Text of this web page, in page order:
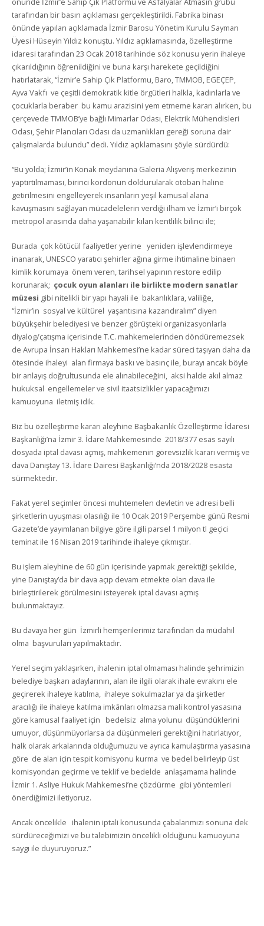
tarafından bir basın açıklaması gerçekleştirildi. Fabrika binası
önünde yapılan açıklamada İzmir Barosu Yönetim Kurulu Sayman
Üyesi Hüseyin Yıldız konuştu. Yıldız açıklamasında, özelleştirme
idaresi tarafından 23 Ocak 2018 tarihinde söz konusu yerin ihaleye
çıkarıldığının öğrenildiğini ve buna karşı harekete geçildiğini
hatırlatarak, “İzmir’e Sahip Çık Platformu, Baro, TMMOB, EGEÇEP,
Ayva Vakfı ve çeşitli demokratik kitle örgütleri halkla, kadınlarla ve
çocuklarla beraber bu kamu arazisini yem etmeme kararı alırken, bu
çerçevede TMMOB’ye bağlı Mimarlar Odası, Elektrik Mühendisleri
Odası, Şehir Plancıları Odası da uzmanlıkları gereği soruna dair
çalışmalarda bulundu” dedi. Yıldız açıklamasını şöyle sürdürdü:
“Bu yolda; İzmir’in Konak meydanına Galeria Alışveriş merkezinin
yaptırtılmaması, birinci kordonun doldurularak otoban haline
getirilmesini engelleyerek insanların yeşil kamusal alana
kavuşmasını sağlayan mücadelelerin verdiği ilham ve İzmir’i birçok
metropol arasında daha yaşanabilir kılan kentlilik bilinci ile;
Burada çok kötücül faaliyetler yerine yeniden işlevlendirmeye
inanarak, UNESCO yaratıcı şehirler ağına girme ihtimaline binaen
kimlik korumaya önem veren, tarihsel yapının restore edilip
korunarak; çocuk oyun alanları ile birlikte modern sanatlar
müzesi gibi nitelikli bir yapı hayali ile bakanlıklara, valiliğe,
“İzmir’in sosyal ve kültürel yaşantısına kazandıralım” diyen
büyükşehir belediyesi ve benzer görüşteki organizasyonlarla
diyalog/çatışma içerisinde T.C. mahkemelerinden döndüremezsek
de Avrupa İnsan Hakları Mahkemesi’ne kadar süreci taşıyan daha da
ötesinde ihaleyi alan firmaya baskı ve basınç ile, burayı ancak böyle
bir anlayış doğrultusunda ele alınabileceğini, aksi halde akıl almaz
hukuksal engellemeler ve sivil itaatsizlikler yapacağımızı
kamuoyuna iletmiş idik.
Biz bu özelleştirme kararı aleyhine Başbakanlık Özelleştirme İdaresi
Başkanlığı’na İzmir 3. İdare Mahkemesinde 2018/377 esas sayılı
dosyada iptal davası açmış, mahkemenin görevsizlik kararı vermiş ve
dava Danıştay 13. İdare Dairesi Başkanlığı’nda 2018/2028 esasta
sürmektedir.
Fakat yerel seçimler öncesi muhtemelen devletin ve adresi belli
şirketlerin uyuşması olasılığı ile 10 Ocak 2019 Perşembe günü Resmi
Gazete’de yayımlanan bilgiye göre ilgili parsel 1 milyon tl geçici
teminat ile 16 Nisan 2019 tarihinde ihaleye çıkmıştır.
Bu işlem aleyhine de 60 gün içerisinde yapmak gerektiği şekilde,
yine Danıştay’da bir dava açıp devam etmekte olan dava ile
birleştirilerek görülmesini isteyerek iptal davası açmış
bulunmaktayız.
Bu davaya her gün İzmirli hemşerilerimiz tarafından da müdahil
olma başvuruları yapılmaktadır.
Yerel seçim yaklaşırken, ihalenin iptal olmaması halinde şehrimizin
belediye başkan adaylarının, alan ile ilgili olarak ihale evrakını ele
geçirerek ihaleye katılma, ihaleye sokulmazlar ya da şirketler
aracılığı ile ihaleye katılma imkânları olmazsa mali kontrol yasasına
göre kamusal faaliyet için bedelsiz alma yolunu düşündüklerini
umuyor, düşünmüyorlarsa da düşünmeleri gerektiğini hatırlatıyor,
halk olarak arkalarında olduğumuzu ve ayrıca kamulaştırma yasasına
göre de alan için tespit komisyonu kurma ve bedel belirleyip üst
komisyondan geçirme ve teklif ve bedelde anlaşamama halinde
İzmir 1. Asliye Hukuk Mahkemesi’ne çözdürme gibi yöntemleri
önerdiğimizi iletiyoruz.
Ancak öncelikle ihalenin iptali konusunda çabalarımızı sonuna dek
sürdüreceğimizi ve bu talebimizin öncelikli olduğunu kamuoyuna
saygı ile duyuruyoruz.”